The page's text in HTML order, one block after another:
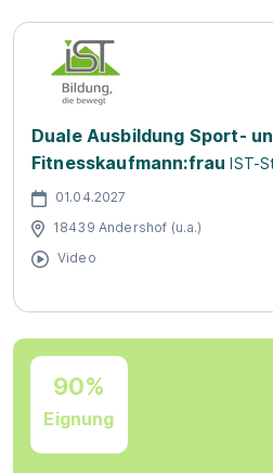
Duale Ausbildung Sport-
Fitnesskaufmann:frau IST-
01.04.2027
18439 Andershof (u.a.)
Video
90%
Eignung